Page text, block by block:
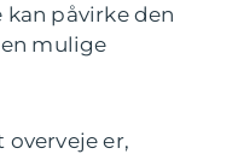
påvirke den
mulige
er,